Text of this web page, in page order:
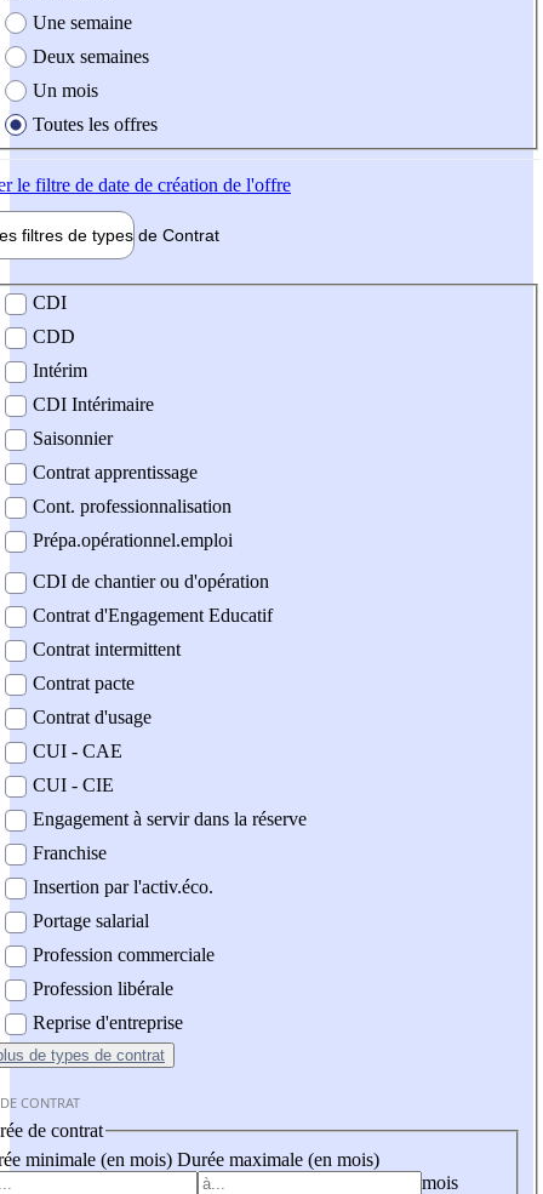
Une semaine
Deux semaines
Un mois
Toutes les offres
le filtre de date de création de l'offre
filtres de types de Contrat
contrat
CDI
CDD
Intérim
CDI Intérimaire
Saisonnier
Contrat apprentissage
Cont. professionnalisation
Prépa.opérationnel.emploi
CDI de chantier ou d'opération
Contrat d'Engagement Educatif
Contrat intermittent
Contrat pacte
Contrat d'usage
CUI - CAE
CUI - CIE
Engagement à servir dans la réserve
Franchise
Insertion par l'activ.éco.
Portage salarial
Profession commerciale
Profession libérale
Reprise d'entreprise
de types de contrat
CONTRAT
de contrat
minimale (en mois) Durée maximale (en mois)
mois